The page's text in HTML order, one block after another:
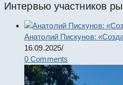
Интервью участников
Анатолий Пискунов:
16.09.2025/
0 Comments